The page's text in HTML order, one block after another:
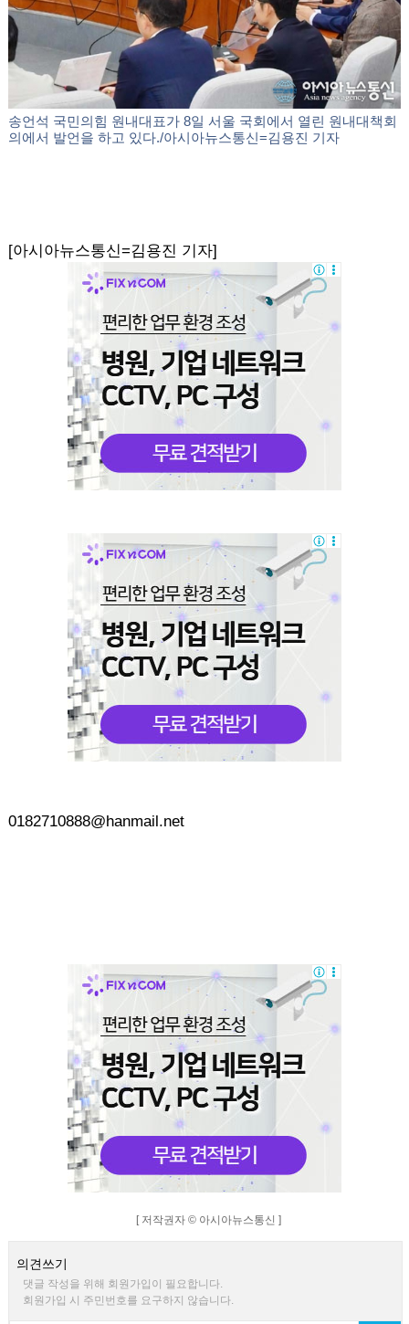
송언석 국민의힘 원내대표가 8일 서울 국회에서 열린 원내대책회
의에서 발언을 하고 있다./아시아뉴스통신=김용진 기자
[아시아뉴스통신=김용진 기자]
0182710888@hanmail.net
[ 저작권자 © 아시아뉴스통신 ]
의견쓰기
댓글 작성을 위해 회원가입이 필요합니다.
회원가입 시 주민번호를 요구하지 않습니다.